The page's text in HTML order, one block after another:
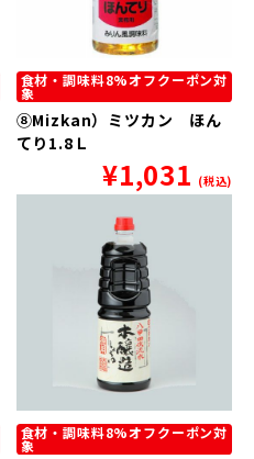
食材・調味料8%オフクーポン対
象
⑧Mizkan）ミツカン ほん
てり1.8Ｌ
¥1,031 (税込)
食材・調味料8%オフクーポン対
象